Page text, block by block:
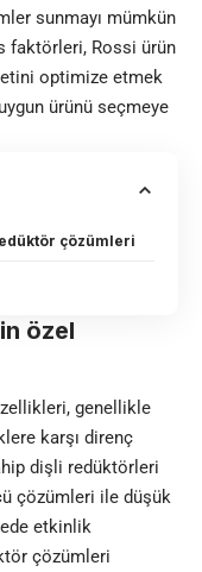
sunmayı mümkün
faktörleri, Rossi ürün
optimize etmek
ürünü seçmeye
çözümleri
özel
genellikle
karşı direnç
dişli redüktörleri
çözümleri ile düşük
etkinlik
çözümleri